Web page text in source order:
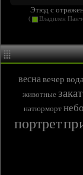
Этюд с
( Владилен
весна вечер вода
животные закат
натюрморт небо
портрет